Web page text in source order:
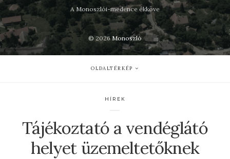
A Monoszlói-medence ékköve
© 2026Monoszló
OLDALTÉRKÉP
HÍREK
Tájékoztató a vendéglátó
helyet üzemeltetőknek